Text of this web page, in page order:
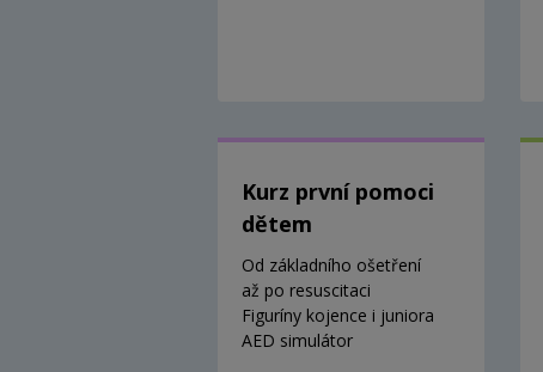
Kurz první pomoci
dětem
Od základního ošetření
až po resuscitaci
Figuríny kojence i juniora
AED simulátor